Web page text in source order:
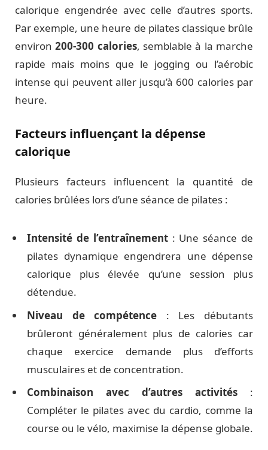
calorique engendrée avec celle d’autres sports.
Par exemple, une heure de pilates classique brûle
environ200-300 calories, semblable à la marche
rapide mais moins que le jogging ou l’aérobic
intense qui peuvent aller jusqu’à 600 calories par
heure.
Facteurs influençant la dépense
calorique
Plusieurs facteurs influencent la quantité de
calories brûlées lors d’une séance de pilates :
Intensité de l’entraînement: Une séance de
pilates dynamique engendrera une dépense
calorique plus élevée qu’une session plus
détendue.
Niveau de compétence : Les débutants
brûleront généralement plus de calories car
chaque exercice demande plus d’efforts
musculaires et de concentration.
Combinaison avec d’autres activités :
Compléter le pilates avec du cardio, comme la
course ou le vélo, maximise la dépense globale.